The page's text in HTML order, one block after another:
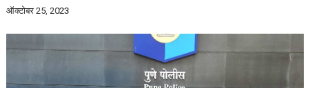
ऑक्टोबर 25, 2023